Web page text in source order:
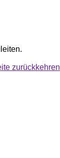
zurückkehren